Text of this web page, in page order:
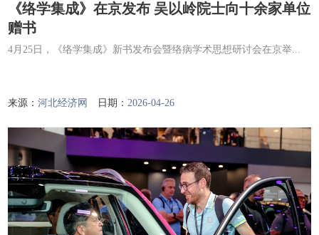
《络学集成》在京发布 吴以岭院士向十余家单位
赠书
4月25日，《络学集成》新书发布会暨络病学术思想研讨会在京举...
来源：河北经济网 日期：2026-04-26